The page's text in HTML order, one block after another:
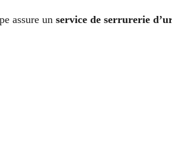
assure un service de serrurerie